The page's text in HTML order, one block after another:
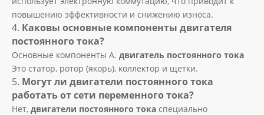
повышению эффективности и снижению износа.
4. Каковы основные компоненты двигателя
постоянного тока?
Основные компоненты А. двигатель постоянного тока
Это статор, ротор (якорь), коллектор и щетки.
5. Могут ли двигатели постоянного тока
работать от сети переменного тока?
Нет, двигатели постоянного тока специально